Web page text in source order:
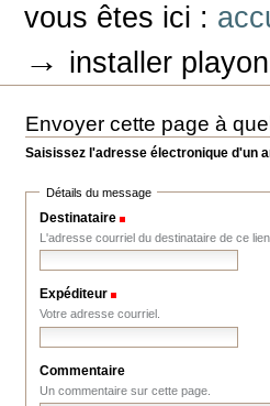
vous êtes ici :
→ installer
Envoyer cette page à
Saisissez l'adresse électronique d'un
Détails du message
Destinataire
L'adresse courriel du destinataire de ce lien.
Expéditeur
Votre adresse courriel.
Commentaire
Un commentaire sur cette page.